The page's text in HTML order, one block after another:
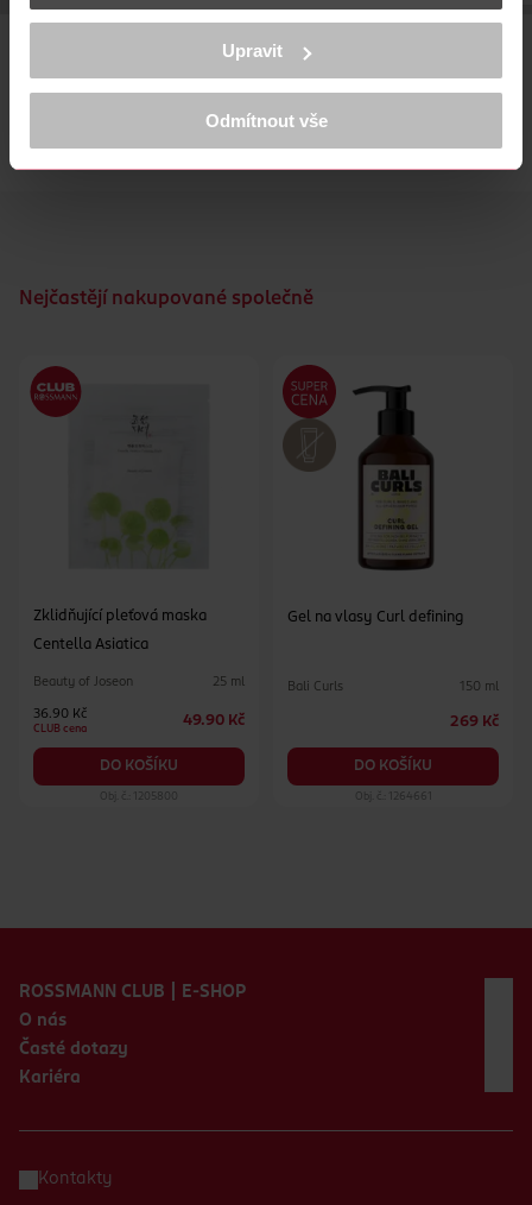
K provozu stránek, personalizaci obsahu a reklam, funkcí sociálních
médií, analýze návštěvnosti, které mohou nést osobní údaje.
Více najdete vprohlášení o ochraně osobních údajů.
Děkujeme za pochopení. >více o cookies<
Upravit
Odmítnout vše
Protřepej, nanes a vyraž! Seznam se s revoluční technologií v
tekuté rtěnce Superstay Vinyl Ink, která na tvých rtech
vytvoří oslnivý lesk až po dobu 16 hodin bez rozmazání.
aplikátorem ve tvaru slzy. Zůstaň sebevědomá s půvabně
lesklými rty.
Nejčastějí nakupované společně
Zklidňující pleťová maska
Centella Asiatica
Beauty of Joseon 25 ml
36.90 Kč
CLUB cena
49.90 Kč
DO KOŠÍKU
Obj. č.: 1205800
Gel na vlasy Curl defining
Bali Curls 150 ml
269 Kč
DO KOŠÍKU
Obj. č.: 1264661
ROSSMANN CLUB | E-SHOP
O nás
Časté dotazy
Kariéra
Kontakty